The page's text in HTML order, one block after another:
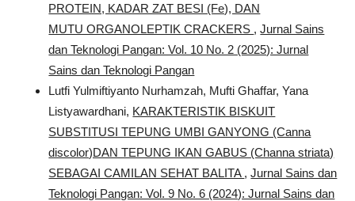
PROTEIN, KADAR ZAT BESI (Fe), DAN
MUTU ORGANOLEPTIK CRACKERS ,Jurnal Sains
dan Teknologi Pangan: Vol. 10 No. 2 (2025): Jurnal
Sains dan Teknologi Pangan
Lutfi Yulmiftiyanto Nurhamzah, Mufti Ghaffar, Yana
Listyawardhani, KARAKTERISTIK BISKUIT
SUBSTITUSI TEPUNG UMBI GANYONG (Canna
discolor)DAN TEPUNG IKAN GABUS (Channa striata)
SEBAGAI CAMILAN SEHAT BALITA ,Jurnal Sains dan
Teknologi Pangan: Vol. 9 No. 6 (2024): Jurnal Sains dan